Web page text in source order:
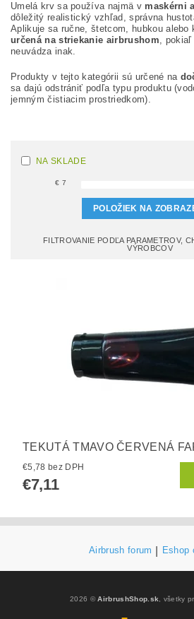
Umelá krv sa používa najmä v maskérni
dôležitý realistický vzhľad, správna
Aplikuje sa ručne, štetcom, hubkou alebo
určená na striekanie airbrushom, pokiaľ
neuvádza inak.
Produkty v tejto kategórii sú určené na
sa dajú odstrániť podľa typu produktu
jemným čistiacim prostriedkom).
NA SKLADE
€7
POLOŽIEK NA
FILTROVANIE PODĽA PARAMETROV,
VÝROBCOV
TEKUTÁ TMAVO ČERVENÁ
€5,78 bez DPH
€7,11
Airbrush forum Eshop
2026 ©AirbrushShop.sk , všetky